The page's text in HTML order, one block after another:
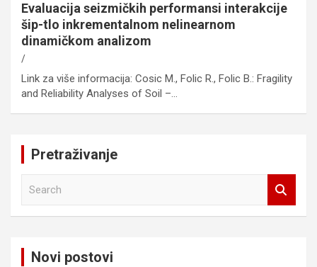
Evaluacija seizmičkih performansi interakcije
šip-tlo inkrementalnom nelinearnom
dinamičkom analizom
Link za više informacija: Cosic M., Folic R., Folic B.: Fragility
and Reliability Analyses of Soil –…
Pretraživanje
Novi postovi